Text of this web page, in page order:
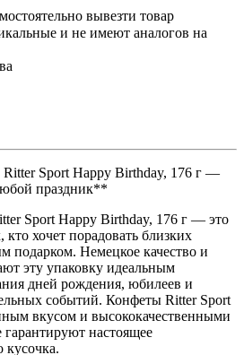
вывезти товар
и не имеют аналогов на
Sport Happy Birthday, 176 г —
праздник**
Sport Happy Birthday, 176 г — это
хочет порадовать близких
подарком. Немецкое качество и
эту упаковку идеальным
дней рождения, юбилеев и
событий. Конфеты Ritter Sport
вкусом и высококачественными
настоящее
кусочка.